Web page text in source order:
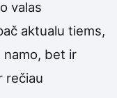
valas
aktualu tiems,
namo, bet ir
rečiau